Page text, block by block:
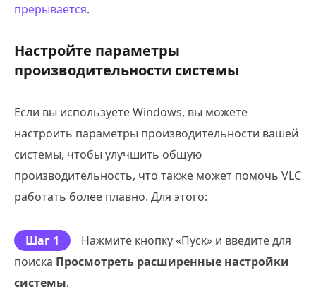
прерывается.
Настройте параметры
производительности системы
Если вы используете Windows, вы можете
настроить параметры производительности вашей
системы, чтобы улучшить общую
производительность, что также может помочь VLC
работать более плавно. Для этого:
Шаг 1
Нажмите кнопку «Пуск» и введите для
поиска Просмотреть расширенные настройки
системы.